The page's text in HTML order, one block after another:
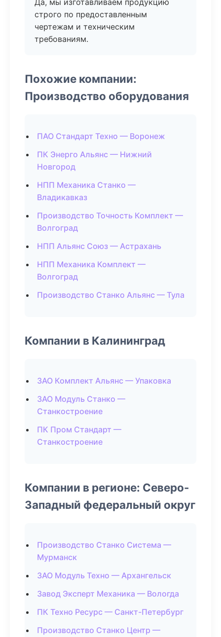
Да, мы изготавливаем продукцию
строго по предоставленным
чертежам и техническим
требованиям.
Похожие компании:
Производство оборудования
ПАО Стандарт Техно — Воронеж
ПК Энерго Альянс — Нижний
Новгород
НПП Механика Станко —
Владикавказ
Производство Точность Комплект —
Волгоград
НПП Альянс Союз — Астрахань
НПП Механика Комплект —
Волгоград
Производство Станко Альянс — Тула
Компании в Калининград
ЗАО Комплект Альянс — Упаковка
ЗАО Модуль Станко —
Станкостроение
ПК Пром Стандарт —
Станкостроение
Компании в регионе: Северо-
Западный федеральный округ
Производство Станко Система —
Мурманск
ЗАО Модуль Техно — Архангельск
Завод Эксперт Механика — Вологда
ПК Техно Ресурс — Санкт-Петербург
Производство Станко Центр —